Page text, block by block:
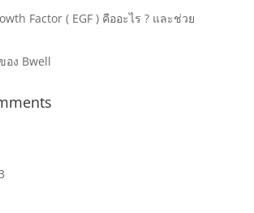
Factor ( EGF ) คืออะไร ? และช่วย
อง Bwell